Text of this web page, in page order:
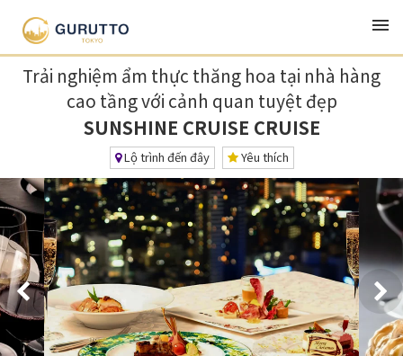
TOP
Trải nghiệm ẩm thực thăng hoa tại nhà hàng
cao tầng với cảnh quan tuyệt đẹp
SUNSHINE CRUISE CRUISE
Lộ trình đến đây Yêu thích